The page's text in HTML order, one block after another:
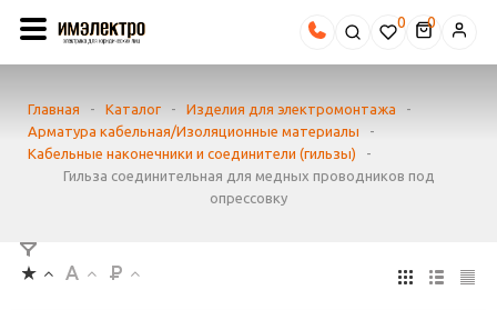
0
Главная - Каталог - Изделия для электромонтажа
-
Арматура кабельная/Изоляционные материалы
-
Кабельные наконечники и соединители (гильзы)
-
Гильза соединительная для медных проводников под
опрессовку